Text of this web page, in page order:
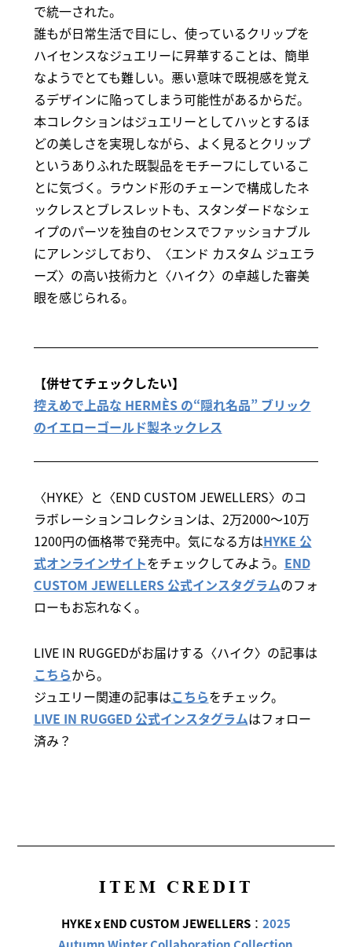
で統一された。
誰もが日常生活で目にし、使っているクリップを
ハイセンスなジュエリーに昇華することは、簡単
なようでとても難しい。悪い意味で既視感を覚え
るデザインに陥ってしまう可能性があるからだ。
本コレクションはジュエリーとしてハッとするほ
どの美しさを実現しながら、よく見るとクリップ
というありふれた既製品をモチーフにしているこ
とに気づく。ラウンド形のチェーンで構成したネ
ックレスとブレスレットも、スタンダードなシェ
イプのパーツを独自のセンスでファッショナブル
にアレンジしており、〈エンド カスタム ジュエラ
ーズ〉の高い技術力と〈ハイク〉の卓越した審美
眼を感じられる。
【併せてチェックしたい】
控えめで上品な HERMÈS の“隠れ名品” ブリック
のイエローゴールド製ネックレス
〈HYKE〉と〈END CUSTOM JEWELLERS〉のコ
ラボレーションコレクションは、2万2000～10万
1200円の価格帯で発売中。気になる方はHYKE 公
式オンラインサイトをチェックしてみよう。 END
CUSTOM JEWELLERS 公式インスタグラムのフォ
ローもお忘れなく。
LIVE IN RUGGEDがお届けする〈ハイク〉の記事は
こちらから。
ジュエリー関連の記事はこちらをチェック。
LIVE IN RUGGED 公式インスタグラムはフォロー
済み？
ITEM CREDIT
HYKE x END CUSTOM JEWELLERS： 2025